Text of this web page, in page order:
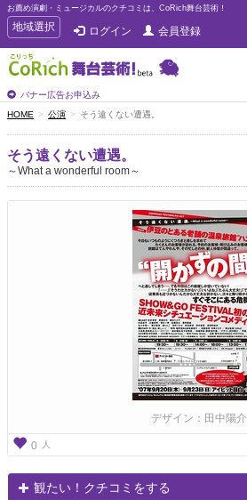
お薦め演劇・ミュージカルのクチコミは、CoRich舞台芸術！
T
o
g
g
e
n
a
v
i
地域選択 ログイン 会員登録
バナー広告お申込み
HOME 公演 そう遠くない遭遇。
そう遠くない遭遇。
～What a wonderful room～
デザイン：田中陽介
0 人
観たい！クチコミをする